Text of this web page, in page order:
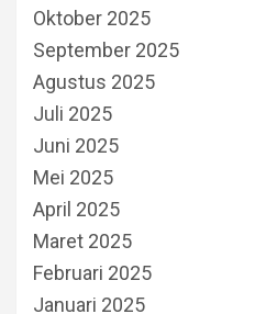
Oktober 2025
September 2025
Agustus 2025
Juli 2025
Juni 2025
Mei 2025
April 2025
Maret 2025
Februari 2025
Januari 2025